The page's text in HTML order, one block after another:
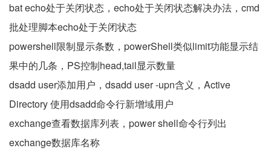
bat echo处于关闭状态，echo处于关闭状态解决办法，cmd
批处理脚本echo处于关闭状态
powershell限制显示条数，powerShell类似limit功能显示结
果中的几条，PS控制head,tail显示数量
dsadd user添加用户，dsadd user -upn含义，Active
Directory 使用dsadd命令行新增域用户
exchange查看数据库列表，power shell命令行列出
exchange数据库名称